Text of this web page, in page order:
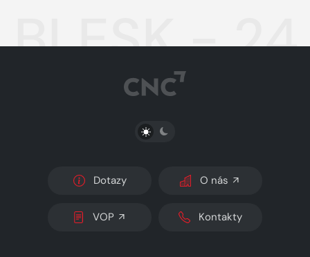
BLESK -
PŘEPNOUT SVĚTLÝ/TMAVÝ REŽIM
Dotazy O nás
VOP Kontakty